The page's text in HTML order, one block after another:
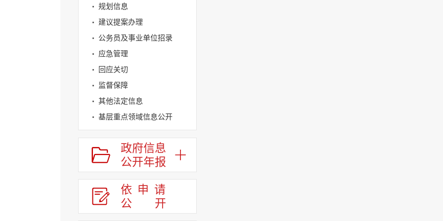
规划信息
建议提案办理
公务员及事业单位招录
应急管理
回应关切
监督保障
其他法定信息
基层重点领域信息公开
政府信息
公开年报
依申请
公
开